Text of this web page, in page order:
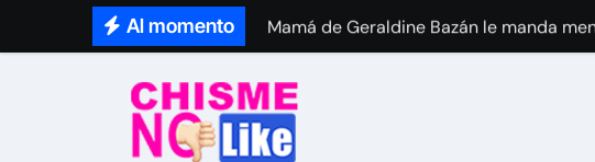
Al momento
Mamá de Geraldine Bazán le manda